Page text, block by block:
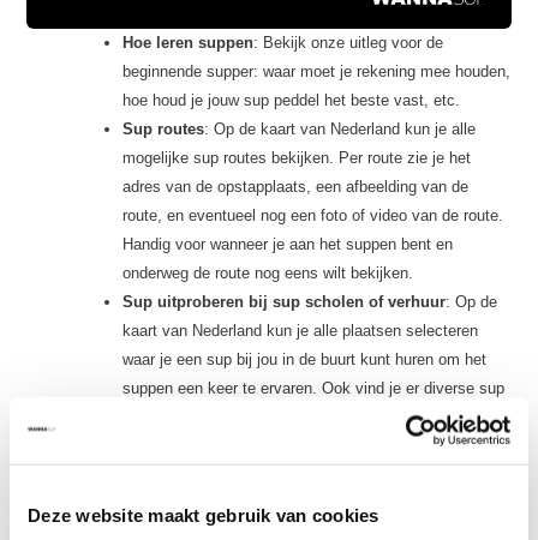
Deze website maakt gebruik van cookies
Hoe leren suppen: Bekijk onze uitleg voor de
beginnende supper: waar moet je rekening mee houden,
hoe houd je jouw sup peddel het beste vast, etc.
Sup routes: Op de kaart van Nederland kun je alle
mogelijke sup routes bekijken. Per route zie je het
adres van de opstapplaats, een afbeelding van de
route, en eventueel nog een foto of video van de route.
Handig voor wanneer je aan het suppen bent en
onderweg de route nog eens wilt bekijken.
Sup uitproberen bij sup scholen of verhuur: Op de
kaart van Nederland kun je alle plaatsen selecteren
waar je een sup bij jou in de buurt kunt huren om het
suppen een keer te ervaren. Ook vind je er diverse sup
: Onze 'how to'-content, ofwel: hoe maak je